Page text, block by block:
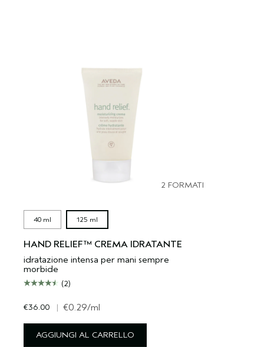
2 FORMATI
40 ml 125 ml
HAND RELIEF™ CREMA IDRATANTE
idratazione intensa per mani sempre
morbide
(2)
€36.00 | €0.29/ml
AGGIUNGI AL CARRELLO